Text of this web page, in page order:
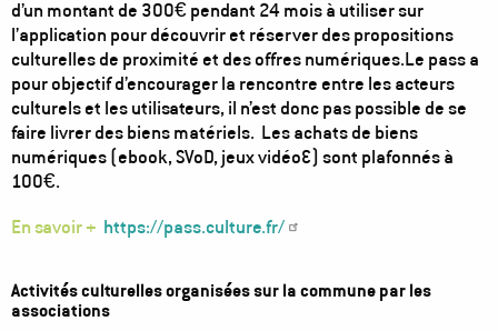
d’un montant de 300€ pendant 24 mois à utiliser sur
l’application pour découvrir et réserver des propositions
culturelles de proximité et des offres numériques.Le pass a
pour objectif d’encourager la rencontre entre les acteurs
culturels et les utilisateurs, il n’est donc pas possible de se
faire livrer des biens matériels. Les achats de biens
numériques (ebook, SVoD, jeux vidéo…) sont plafonnés à
100€.
En savoir + https://pass.culture.fr/
Activités culturelles organisées sur la commune par les
associations